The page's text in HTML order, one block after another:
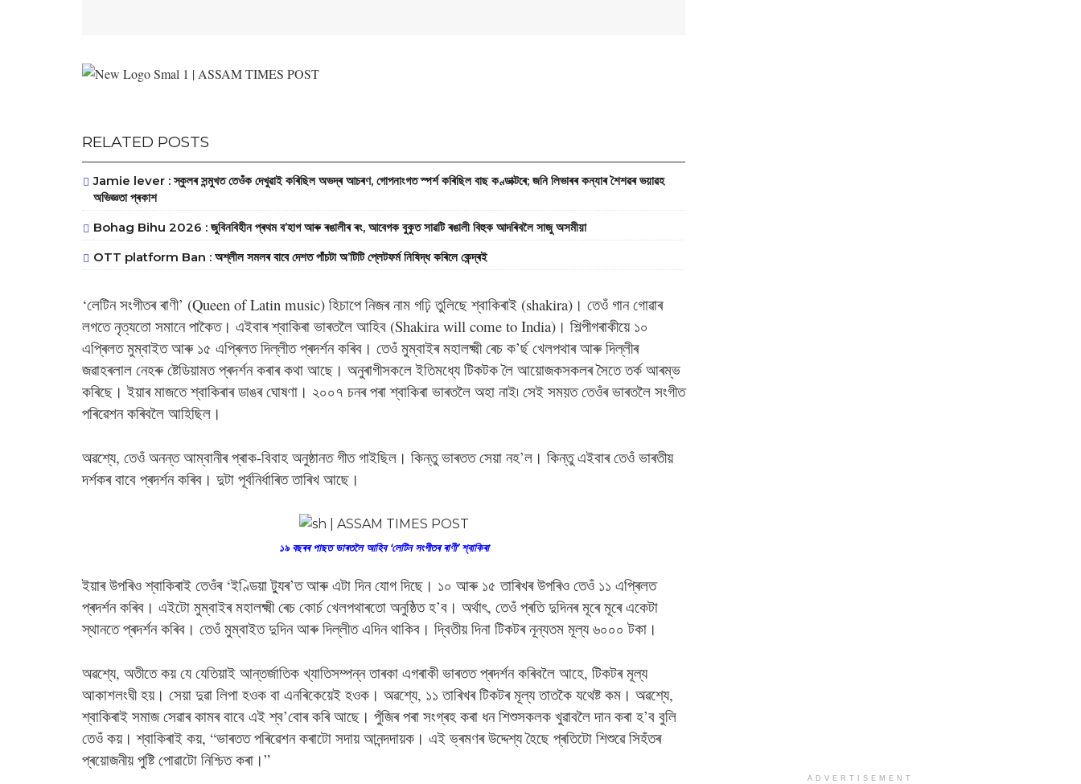
RELATED POSTS
Jamie lever : স্কুলৰ সন্মুখত তেওঁক দেখুৱাই কৰিছিল অভদ্ৰ আচৰণ, গোপনাংগত স্পৰ্শ কৰিছিল বাছ কণ্ডাক্টৰে; জনি লিভাৰৰ কন্যাৰ শৈশৱৰ ভয়াৱহ
অভিজ্ঞতা প্ৰকাশ
Bohag Bihu 2026 : জুবিনবিহীন প্ৰথম ব’হাগ আৰু ৰঙালীৰ ৰং, আবেগক বুকুত সাৱটি ৰঙালী বিহুক আদৰিবলৈ সাজু অসমীয়া
OTT platform Ban : অশ্লীল সমলৰ বাবে দেশত পাঁচটা অ’টিটি প্লেটফৰ্ম নিষিদ্ধ কৰিলে কেন্দ্ৰই
‘লেটিন সংগীতৰ ৰাণী’ (Queen of Latin music) হিচাপে নিজৰ নাম গঢ়ি তুলিছে শ্বাকিৰাই (shakira)। তেওঁ গান গোৱাৰ
লগতে নৃত্যতো সমানে পাকৈত। এইবাৰ শ্বাকিৰা ভাৰতলৈ আহিব (Shakira will come to India)। শিল্পীগৰাকীয়ে ১০
এপ্ৰিলত মুম্বাইত আৰু ১৫ এপ্ৰিলত দিল্লীত প্ৰদৰ্শন কৰিব। তেওঁ মুম্বাইৰ মহালক্ষ্মী ৰেচ ক’ৰ্ছ খেলপথাৰ আৰু দিল্লীৰ
জৱাহৰলাল নেহৰু ষ্টেডিয়ামত প্ৰদৰ্শন কৰাৰ কথা আছে। অনুৰাগীসকলে ইতিমধ্যে টিকটক লৈ আয়োজকসকলৰ সৈতে তৰ্ক আৰম্ভ
কৰিছে। ইয়াৰ মাজতে শ্বাকিৰাৰ ডাঙৰ ঘোষণা। ২০০৭ চনৰ পৰা শ্বাকিৰা ভাৰতলৈ অহা নাই৷ সেই সময়ত তেওঁৰ ভাৰতলৈ সংগীত
পৰিৱেশন কৰিবলৈ আহিছিল।
অৱশ্যে, তেওঁ অনন্ত আম্বানীৰ প্ৰাক-বিবাহ অনুষ্ঠানত গীত গাইছিল। কিন্তু ভাৰতত সেয়া নহ’ল। কিন্তু এইবাৰ তেওঁ ভাৰতীয়
দৰ্শকৰ বাবে প্ৰদৰ্শন কৰিব। দুটা পূৰ্বনিৰ্ধাৰিত তাৰিখ আছে।
১৯ বছৰৰ পাছত ভাৰতলৈ আহিব ‘লেটিন সংগীতৰ ৰাণী’ শ্বাকিৰা
ইয়াৰ উপৰিও শ্বাকিৰাই তেওঁৰ ‘ইণ্ডিয়া ট্যুৰ’ত আৰু এটা দিন যোগ দিছে। ১০ আৰু ১৫ তাৰিখৰ উপৰিও তেওঁ ১১ এপ্ৰিলত
প্ৰদৰ্শন কৰিব। এইটো মুম্বাইৰ মহালক্ষ্মী ৰেচ কোৰ্চ খেলপথাৰতো অনুষ্ঠিত হ’ব। অৰ্থাৎ, তেওঁ প্ৰতি দুদিনৰ মূৰে মূৰে একেটা
স্থানতে প্ৰদৰ্শন কৰিব। তেওঁ মুম্বাইত দুদিন আৰু দিল্লীত এদিন থাকিব। দ্বিতীয় দিনা টিকটৰ নূন্যতম মূল্য ৬০০০ টকা।
অৱশ্যে, অতীতে কয় যে যেতিয়াই আন্তৰ্জাতিক খ্যাতিসম্পন্ন তাৰকা এগৰাকী ভাৰতত প্ৰদৰ্শন কৰিবলৈ আহে, টিকটৰ মূল্য
আকাশলংঘী হয়। সেয়া দুৱা লিপা হওক বা এনৰিকেয়েই হওক। অৱশ্যে, ১১ তাৰিখৰ টিকটৰ মূল্য তাতকৈ যথেষ্ট কম। অৱশ্যে,
শ্বাকিৰাই সমাজ সেৱাৰ কামৰ বাবে এই শ্ব’বোৰ কৰি আছে। পুঁজিৰ পৰা সংগ্ৰহ কৰা ধন শিশুসকলক খুৱাবলৈ দান কৰা হ’ব বুলি
তেওঁ কয়। শ্বাকিৰাই কয়, “ভাৰতত পৰিৱেশন কৰাটো সদায় আনন্দদায়ক। এই ভ্ৰমণৰ উদ্দেশ্য হৈছে প্ৰতিটো শিশুৱে সিহঁতৰ
প্ৰয়োজনীয় পুষ্টি পোৱাটো নিশ্চিত কৰা।”
ADVERTISEMENT